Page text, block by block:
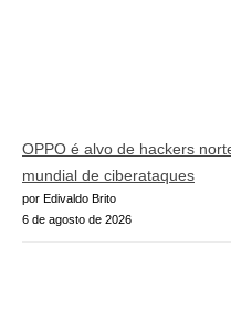
OPPO é alvo de hackers
mundial de ciberataques
por Edivaldo Brito
6 de agosto de 2026